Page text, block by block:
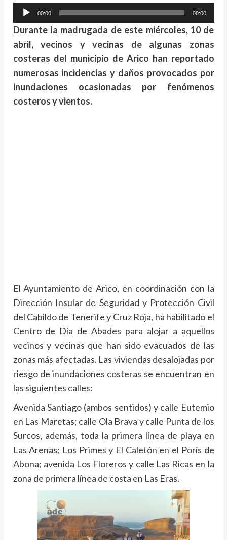
Reproductor
de
00:00 00:00
Durante la madrugada de este miércoles, 10 de
abril, vecinos y vecinas de algunas zonas
costeras del municipio de Arico han reportado
numerosas incidencias y daños provocados por
inundaciones ocasionadas por fenómenos
costeros y vientos.
El Ayuntamiento de Arico, en coordinación con la
Dirección Insular de Seguridad y Protección Civil
del Cabildo de Tenerife y Cruz Roja, ha habilitado el
Centro de Día de Abades para alojar a aquellos
vecinos y vecinas que han sido evacuados de las
zonas más afectadas. Las viviendas desalojadas por
riesgo de inundaciones costeras se encuentran en
las siguientes calles:
Avenida Santiago (ambos sentidos) y calle Eutemio
en Las Maretas; calle Ola Brava y calle Punta de los
Surcos, además, toda la primera línea de playa en
Las Arenas; Los Primes y El Caletón en el Porís de
Abona; avenida Los Floreros y calle Las Ricas en la
zona de primera línea de costa en Las Eras.